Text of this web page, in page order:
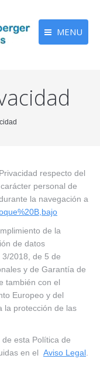
MENU
respecto del
personal de
la navegación a
de la
de datos
2018, de 5 de
y de Garantía de
también con el
Europeo y del
la protección de las
esta Política de
en el Aviso Legal